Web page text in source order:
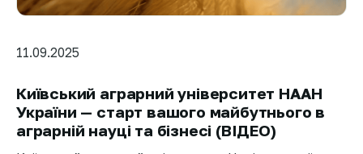
11.09.2025
Київський аграрний університет НААН
України — старт вашого майбутнього в
аграрній науці та бізнесі (ВІДЕО)